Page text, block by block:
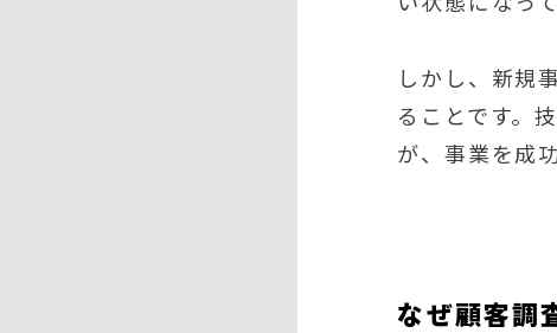
しかし、新規
ることです。
が、事業を成
なぜ顧客調